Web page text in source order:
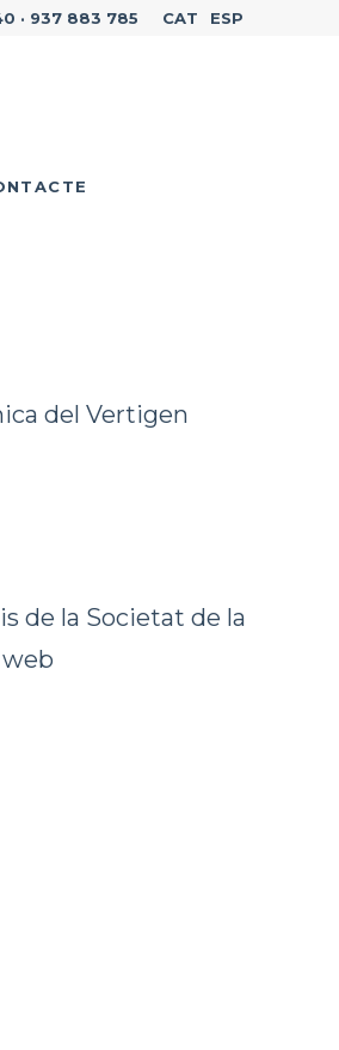
· 937 883 785 CAT ESP
del Vertigen
de la Societat de la